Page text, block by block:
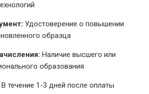
Удостоверение о повышении
образца
Наличие высшего или
образования
В течение 1-3 дней после оплаты